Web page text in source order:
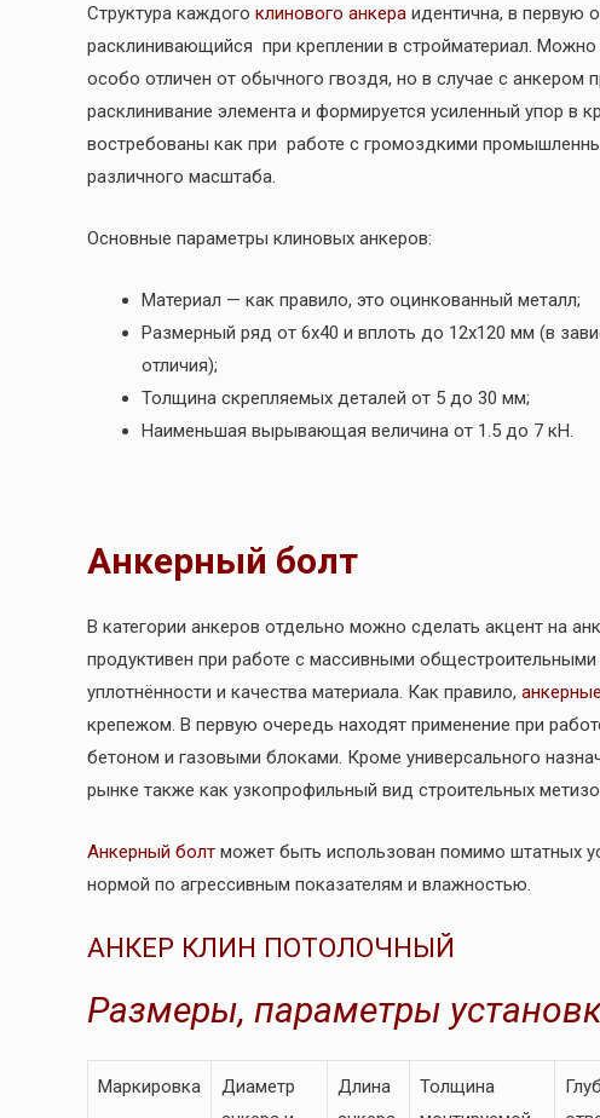
Структура каждого клинового анкера идентична, в первую
расклинивающийся при креплении в стройматериал. Можно
особо отличен от обычного гвоздя, но в случае с анкером
расклинивание элемента и формируется усиленный упор в
востребованы как при работе с громоздкими
различного масштаба.
Основные параметры клиновых анкеров:
Материал — как правило, это оцинкованный металл;
Размерный ряд от 6х40 и вплоть до 12х120 мм (в
отличия);
Толщина скрепляемых деталей от 5 до 30 мм;
Наименьшая вырывающая величина от 1.5 до 7 кН.
Анкерный болт
В категории анкеров отдельно можно сделать акцент на
продуктивен при работе с массивными общестроительными
уплотнённости и качества материала. Как правило,
крепежом. В первую очередь находят применение при
бетоном и газовыми блоками. Кроме универсального
рынке также как узкопрофильный вид строительных
Анкерный болт может быть использован помимо штатных
нормой по агрессивным показателям и влажностью.
АНКЕР КЛИН ПОТОЛОЧНЫЙ
Размеры, параметры
Маркировка
Диаметр
Длина
Толщина